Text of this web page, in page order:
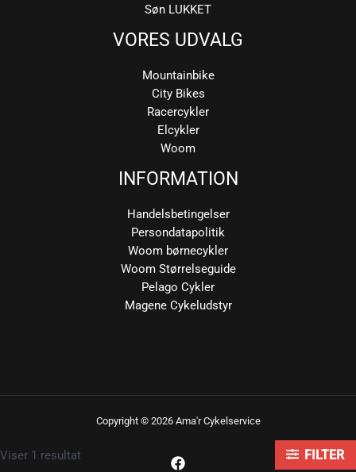
Viser 1 resultat FILTER
Søn LUKKET
VORES UDVALG
Mountainbike
City Bikes
Racercykler
Elcykler
Woom
INFORMATION
Handelsbetingelser
Persondatapolitik
Woom børnecykler
Woom Størrelseguide
Pelago Cykler
Magene Cykeludstyr
Copyright © 2026 Ama'r Cykelservice